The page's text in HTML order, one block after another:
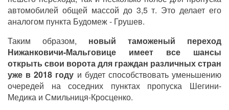
автомобилей общей массой до 3,5 т. Это делает его
аналогом пункта Будомеж - Грушев.
Таким образом, новый таможеный переход
Нижанковичи-Мальговице
имеет все шансы
открыть свои ворота для граждан различных стран
уже в 2018 году и будет способствовать уменьшению
очередей на соседних пунктах пропуска Шегини-
Медика и Смильниця-Кросценко.